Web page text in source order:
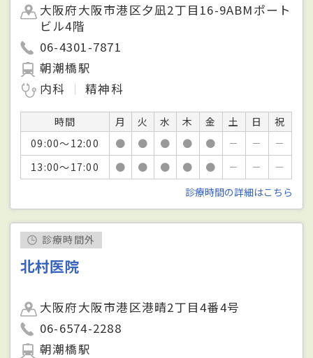
大阪府大阪市港区夕凪2丁目16-9ABMポート
ビル4階
06-4301-7871
朝潮橋駅
内科
精神科
時間 月 火 水 木 金 土 日
祝
09:00～12:00
● ● ● ● ● － －
－
13:00～17:00
● ● ● ● ● － －
－
診療時間の詳細はこちら
診療時間外
北村医院
大阪府大阪市港区港晴2丁目4番4号
06-6574-2288
朝潮橋駅